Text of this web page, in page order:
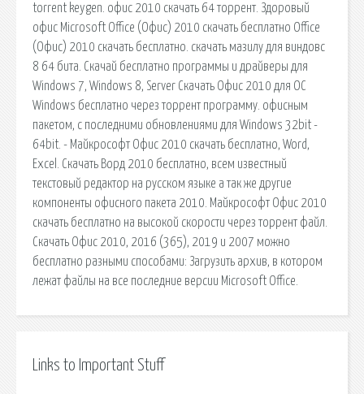
torrent keygen. офис 2010 скачать 64 торрент. Здоровый
офис Microsoft Office (Офис) 2010 скачать бесплатно Office
(Офис) 2010 скачать бесплатно. скачать мазилу для виндовс
8 64 бита. Скачай бесплатно программы и драйверы для
Windows 7, Windows 8, Server Скачать Офис 2010 для ОС
Windows бесплатно через торрент программу. офисным
пакетом, с последними обновлениями для Windows 32bit -
64bit. - Майкрософт Офис 2010 скачать бесплатно, Word,
Excel. Скачать Ворд 2010 бесплатно, всем известный
текстовый редактор на русском языке а так же другие
компоненты офисного пакета 2010. Майкрософт Офис 2010
скачать бесплатно на высокой скорости через торрент файл.
Скачать Офис 2010, 2016 (365), 2019 и 2007 можно
бесплатно разными способами: Загрузить архив, в котором
лежат файлы на все последние версии Microsoft Office.
Links to Important Stuff